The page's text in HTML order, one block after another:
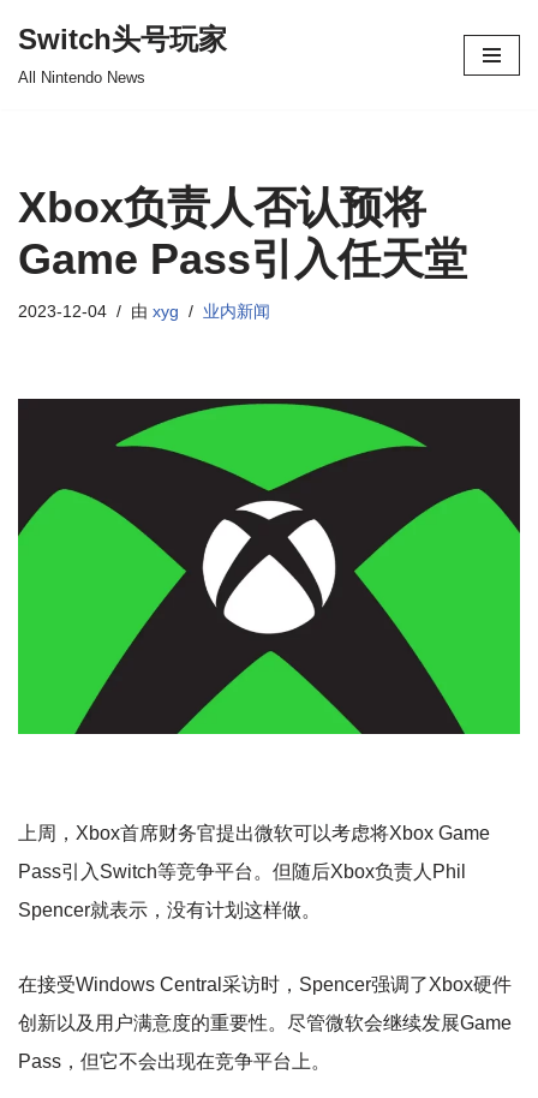
Switch头号玩家
All Nintendo News
Xbox负责人否认预将
Game Pass引入任天堂
2023-12-04 由 xyg 业内新闻
上周，Xbox首席财务官提出微软可以考虑将Xbox Game
Pass引入Switch等竞争平台。但随后Xbox负责人Phil
Spencer就表示，没有计划这样做。
在接受Windows Central采访时，Spencer强调了Xbox硬件
创新以及用户满意度的重要性。尽管微软会继续发展Game
Pass，但它不会出现在竞争平台上。